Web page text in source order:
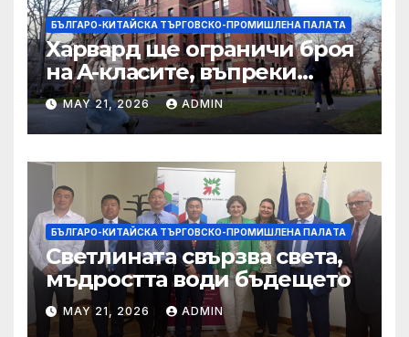
БЪЛГАРО-КИТАЙСКА ТЪРГОВСКО-ПРОМИШЛЕНА ПАЛAТА
Харвард ще ограничи броя
на A-класите, въпреки
силната съпротива на
студентите
MAY 21, 2026 ADMIN
БЪЛГАРО-КИТАЙСКА ТЪРГОВСКО-ПРОМИШЛЕНА ПАЛAТА
Светлината свързва света,
мъдростта води бъдещето
MAY 21, 2026 ADMIN